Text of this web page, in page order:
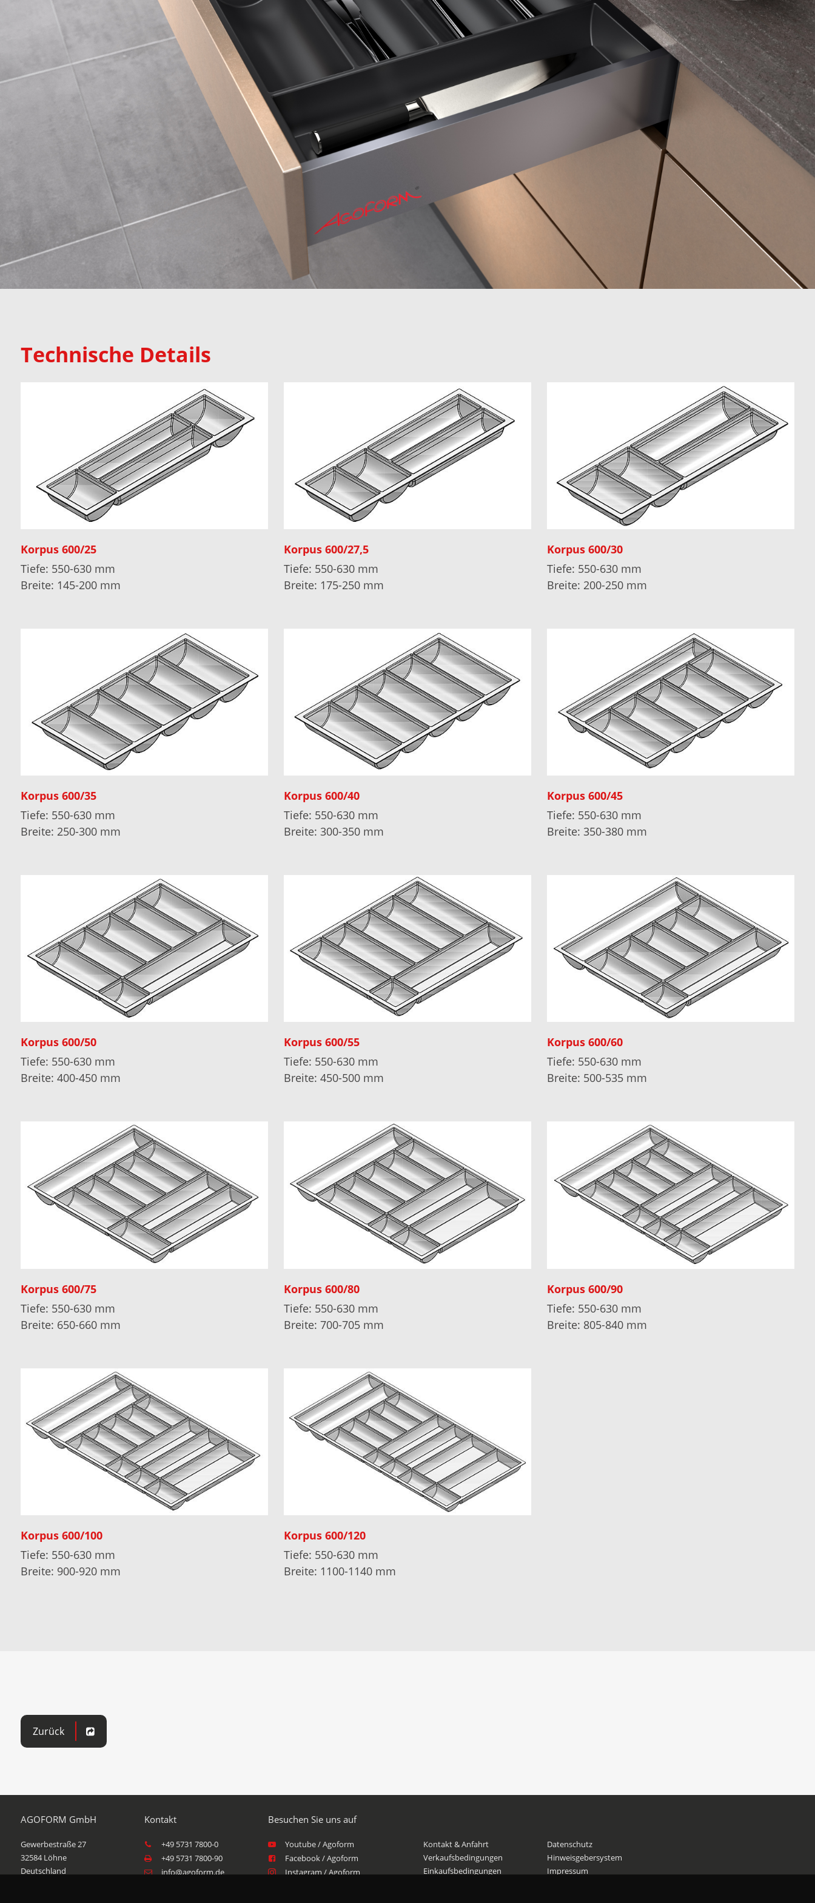
Technische Details
Korpus 600/25
Tiefe: 550-630 mm
Breite: 145-200 mm
Korpus 600/27,5
Tiefe: 550-630 mm
Breite: 175-250 mm
Korpus 600/30
Tiefe: 550-630 mm
Breite: 200-250 mm
Korpus 600/35
Tiefe: 550-630 mm
Breite: 250-300 mm
Korpus 600/40
Tiefe: 550-630 mm
Breite: 300-350 mm
Korpus 600/45
Tiefe: 550-630 mm
Breite: 350-380 mm
Korpus 600/50
Tiefe: 550-630 mm
Breite: 400-450 mm
Korpus 600/55
Tiefe: 550-630 mm
Breite: 450-500 mm
Korpus 600/60
Tiefe: 550-630 mm
Breite: 500-535 mm
Korpus 600/75
Tiefe: 550-630 mm
Breite: 650-660 mm
Korpus 600/80
Tiefe: 550-630 mm
Breite: 700-705 mm
Korpus 600/90
Tiefe: 550-630 mm
Breite: 805-840 mm
Korpus 600/100
Tiefe: 550-630 mm
Breite: 900-920 mm
Korpus 600/120
Tiefe: 550-630 mm
Breite: 1100-1140 mm
Zurück
AGOFORM GmbH
Gewerbestraße 27
32584 Löhne
+49 5731 7800-0
+49 5731 7800-90
info@agoform.de
Youtube / Agoform
Facebook / Agoform
Instagram / Agoform
Kontakt & Anfahrt
Verkaufsbedingungen
Einkaufsbedingungen
Datenschutz
Hinweisgebersystem
Impressum